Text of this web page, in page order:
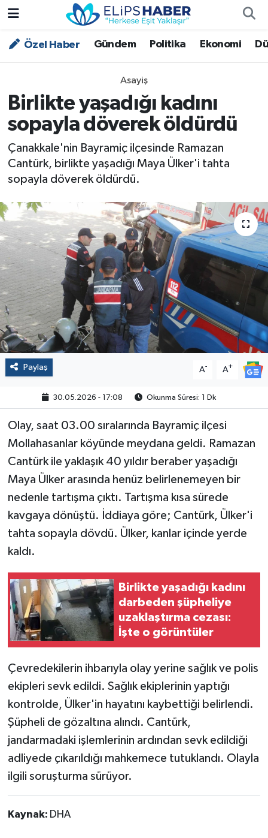
Özel Haber Gündem Politika Ekonomi
Asayiş
Birlikte yaşadığı kadını
sopayla döverek öldürdü
Çanakkale'nin Bayramiç ilçesinde Ramazan
Cantürk, birlikte yaşadığı Maya Ülker'i tahta
sopayla döverek öldürdü.
Paylaş A- A+
30.05.2026 - 17:08 Okunma Süresi: 1 Dk
Olay, saat 03.00 sıralarında Bayramiç ilçesi
Mollahasanlar köyünde meydana geldi. Ramazan
Cantürk ile yaklaşık 40 yıldır beraber yaşadığı
Maya Ülker arasında henüz belirlenemeyen bir
nedenle tartışma çıktı. Tartışma kısa sürede
kavgaya dönüştü. İddiaya göre; Cantürk, Ülker'i
tahta sopayla dövdü. Ülker, kanlar içinde yerde
kaldı.
Birlikte yaşadığı kadını
darbeden şüpheliye
uzaklaştırma cezası:
İşte o görüntüler
Çevredekilerin ihbarıyla olay yerine sağlık ve polis
ekipleri sevk edildi. Sağlık ekiplerinin yaptığı
kontrolde, Ülker'in hayatını kaybettiği belirlendi.
Şüpheli de gözaltına alındı. Cantürk,
jandarmadaki işlemlerinin ardından sevk edildiği
adliyede çıkarıldığı mahkemece tutuklandı. Olayla
ilgili soruşturma sürüyor.
Kaynak: DHA
Özel Haber
Asayiş
Bilim - Teknoloji
Çevre - İklim
Kültür - Sanat
Magazin
Politika
Sağlık
Spor
Çalışma Hayatı
Kadın
Yurt
2024 Seçim Sonuçları
Nöbetçi Eczaneler
Trafik Durumu
Süper Lig Puan Durumu ve Fikstür
Tüm Manşetler